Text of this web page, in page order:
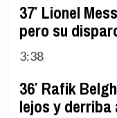
37′ Lionel
pero su
3:38
36′ Rafik
lejos y derriba